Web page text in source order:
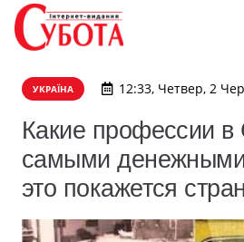
УКРАЇНА 12:33, Четвер, 2
Какие профессии
самыми
это покажется